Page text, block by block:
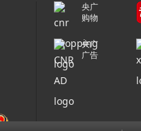
央广
购物
央广
广告